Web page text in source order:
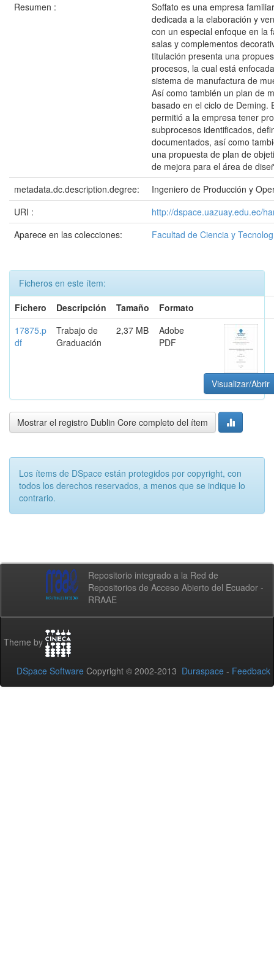
Resumen :
Soffato es una empresa
dedicada a la elaboración y
con un especial enfoque en la
salas y complementos
titulación presenta una
procesos, la cual está
sistema de manufactura de
Así como también un plan de
basado en el ciclo de Deming.
permitió a la empresa tener
subprocesos identificados,
documentados, así como
una propuesta de plan de
de mejora para el área de
metadata.dc.description.degree:
Ingeniero de Producción y
URI :
http://dspace.uazuay.edu.ec/
Aparece en las colecciones:
Facultad de Ciencia y
Ficheros en este ítem:
Fichero
Descripción Tamaño
Formato
17875.p
df
Trabajo de
Graduación
2,37 MB
Adobe
PDF
Visualizar/Abrir
Mostrar el registro Dublin Core completo del ítem
Los ítems de DSpace están protegidos por copyright, con
todos los derechos reservados, a menos que se indique lo
contrario.
Repositorio integrado a la Red de
Repositorios de Acceso Abierto del Ecuador -
RRAAE
Theme by
DSpace Software Copyright © 2002-2013 Duraspace - Feedback